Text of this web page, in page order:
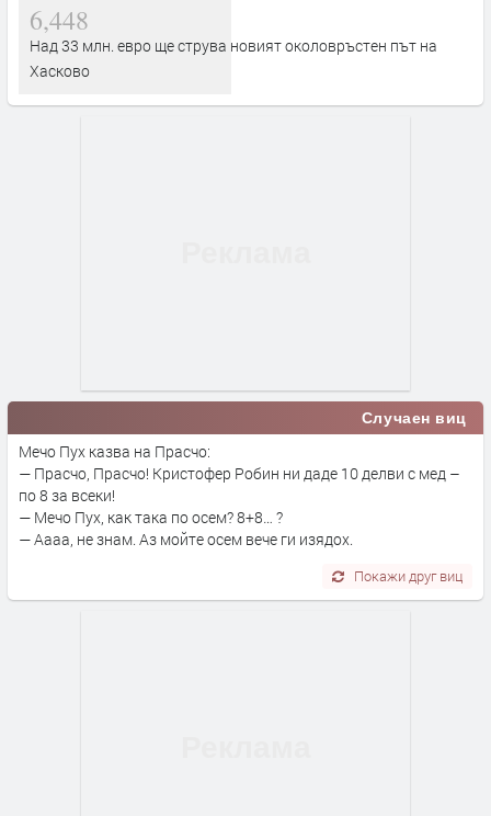
6,448
Над 33 млн. евро ще струва новият околовръстен път на
Хасково
Случаен виц
Мечо Пух казва на Прасчо:
— Прасчо, Прасчо! Кристофер Робин ни даде 10 делви с мед –
по 8 за всеки!
— Мечо Пух, как така по осем? 8+8… ?
— Аааа, не знам. Аз мойте осем вече ги изядох.
Покажи друг виц